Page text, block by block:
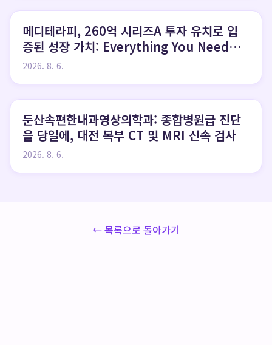
메디테라피, 260억 시리즈A 투자 유치로 입
증된 성장 가치: Everything You Need
to Know
2026. 8. 6.
둔산속편한내과영상의학과: 종합병원급 진단
을 당일에, 대전 복부 CT 및 MRI 신속 검사
2026. 8. 6.
← 목록으로 돌아가기